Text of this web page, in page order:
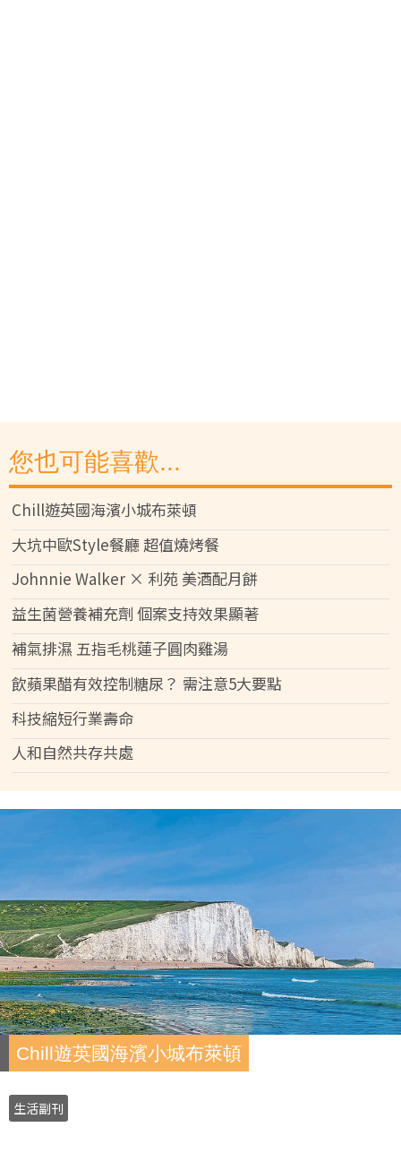
您也可能喜歡...
Chill遊英國海濱小城布萊頓
大坑中歐Style餐廳 超值燒烤餐
Johnnie Walker × 利苑 美酒配月餅
益生菌營養補充劑 個案支持效果顯著
補氣排濕 五指毛桃蓮子圓肉雞湯
飲蘋果醋有效控制糖尿？ 需注意5大要點
科技縮短行業壽命
人和自然共存共處
Chill遊英國海濱小城布萊頓
生活副刊